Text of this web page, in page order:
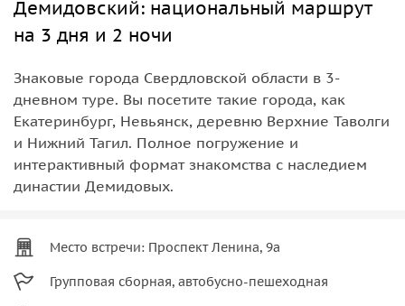
Демидовский: национальный маршрут
на 3 дня и 2 ночи
Знаковые города Свердловской области в 3-
дневном туре. Вы посетите такие города, как
Екатеринбург, Невьянск, деревню Верхние Таволги
и Нижний Тагил. Полное погружение и
интерактивный формат знакомства с наследием
династии Демидовых.
Место встречи: Проспект Ленина, 9а
Групповая сборная, автобусно-пешеходная